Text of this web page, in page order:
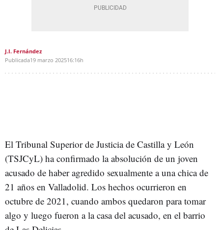
J.I. Fernández
Publicada19 marzo 202516:16h
El Tribunal Superior de Justicia de Castilla y León
(TSJCyL) ha confirmado la absolución de un joven
acusado de haber agredido sexualmente a una chica de
21 años en Valladolid. Los hechos ocurrieron en
octubre de 2021, cuando ambos quedaron para tomar
algo y luego fueron a la casa del acusado, en el barrio